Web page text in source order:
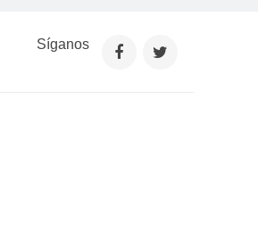
Síganos